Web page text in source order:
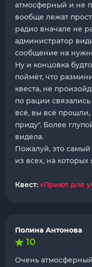
атмосферный и не
вообще лежат
радио вначале не
администратор
сообщение на
Ну и концовка
поймёт, что
квеста, не
по рации
всё, вы всё
приду". Более
видела.
Пожалуй, это
из всех, на которых
Квест: «Приют для
Полина Антонова
10
Очень